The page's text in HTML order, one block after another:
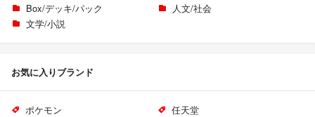
Box/デッキ/パック
人文/社会
文学/小説
お気に入りブランド
ポケモン 任天堂